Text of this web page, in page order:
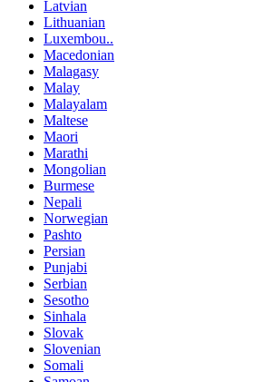
Latvian
Lithuanian
Luxembou..
Macedonian
Malagasy
Malay
Malayalam
Maltese
Maori
Marathi
Mongolian
Burmese
Nepali
Norwegian
Pashto
Persian
Punjabi
Serbian
Sesotho
Sinhala
Slovak
Slovenian
Somali